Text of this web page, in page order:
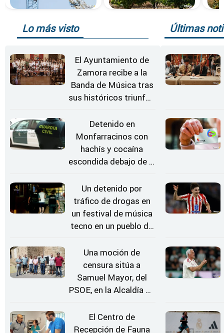
Lo más visto
El Ayuntamiento de
Zamora recibe a la
Banda de Música tras
sus históricos triunfos
Detenido en
Monfarracinos con
hachís y cocaína
escondida debajo de la
coche
Un detenido por
tráfico de drogas en
un festival de música
tecno en un pueblo de
Una moción de
censura sitúa a
Samuel Mayor, del
PSOE, en la Alcaldía de
El Centro de
Recepción de Fauna
Últimas